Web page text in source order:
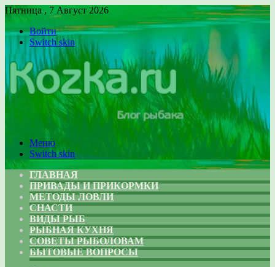
Пятница , 7 Август 2026
Войти
Switch skin
Меню
Switch skin
ГЛАВНАЯ
ПРИВАДЫ И ПРИКОРМКИ
МЕТОДЫ ЛОВЛИ
СНАСТИ
ВИДЫ РЫБ
РЫБНАЯ КУХНЯ
СОВЕТЫ РЫБОЛОВАМ
БЫТОВЫЕ ВОПРОСЫ